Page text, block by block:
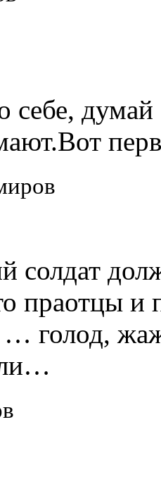
себе,
солдат
праотцы и
… голод,